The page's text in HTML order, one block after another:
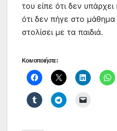
του είπε ότι δεν
ότι δεν πήγε στο μάθημα
στολίσει με τα παιδιά.
Κοινοποιήστε: